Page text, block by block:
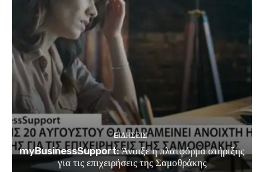
EΙΔΗΣΕΙΣ
myBusinessSupport: Άνοιξε η πλατφόρμα στήριξης
για τις επιχειρήσεις της Σαμοθράκης